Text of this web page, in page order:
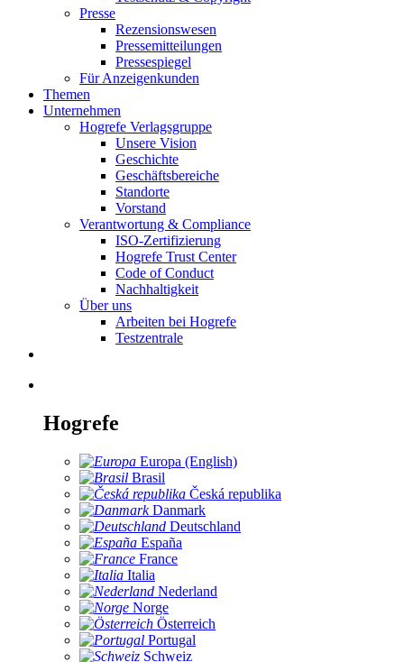
Presse
Rezensionswesen
Pressemitteilungen
Pressespiegel
Für Anzeigenkunden
Themen
Unternehmen
Hogrefe Verlagsgruppe
Unsere Vision
Geschichte
Geschäftsbereiche
Standorte
Vorstand
Verantwortung & Compliance
ISO-Zertifizierung
Hogrefe Trust Center
Code of Conduct
Nachhaltigkeit
Über uns
Arbeiten bei Hogrefe
Testzentrale
Hogrefe
Europa (English)
Brasil
Česká republika
Danmark
Deutschland
España
France
Italia
Nederland
Norge
Österreich
Portugal
Schweiz